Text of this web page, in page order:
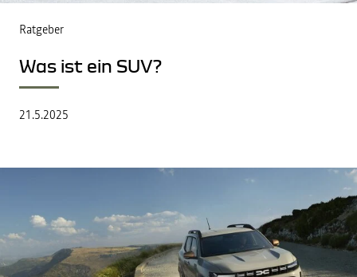
Ratgeber
Was ist ein SUV?
21.5.2025